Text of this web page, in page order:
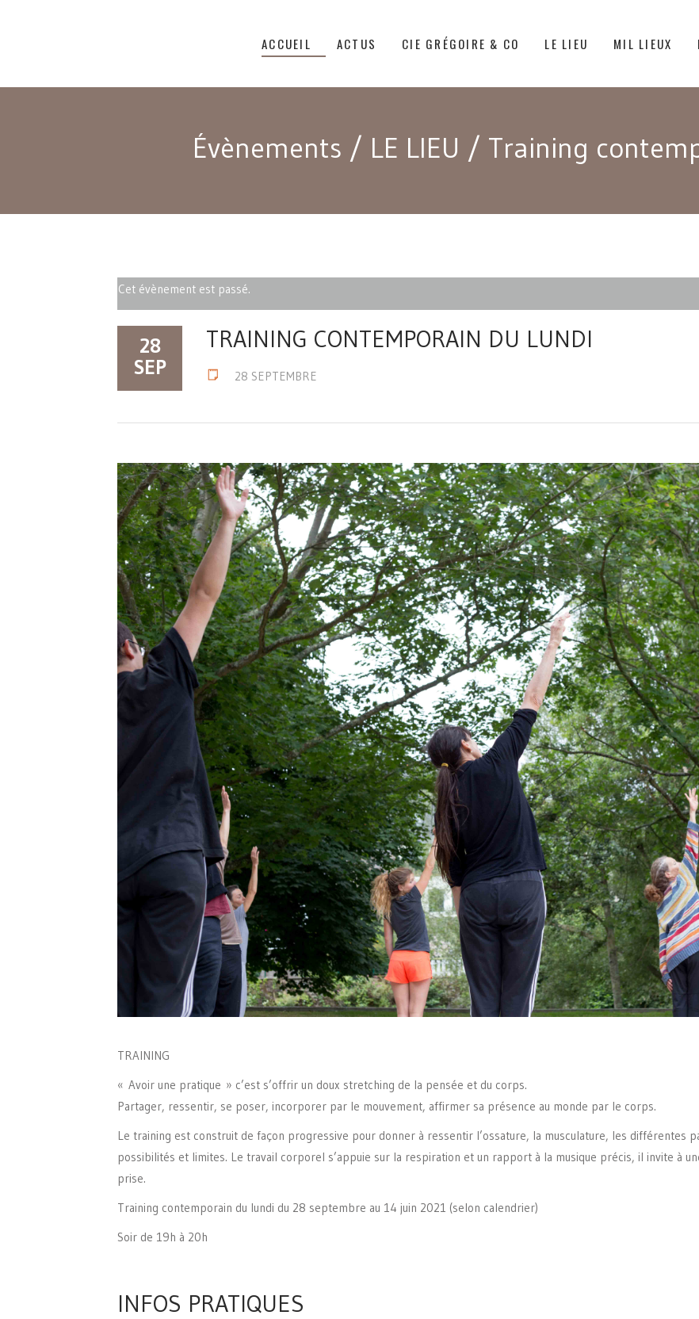
ACCUEIL ACTUS CIE GRÉGOIRE & CO LE LIEU MIL LIEUX
Évènements / LE LIEU / Training
Cet évènement est passé.
28
SEP
TRAINING CONTEMPORAIN DU LUNDI
28 SEPTEMBRE
TRAINING
« Avoir une pratique » c’est s’offrir un doux stretching de la pensée et du corps.
Partager, ressentir, se poser, incorporer par le mouvement, affirmer sa présence au monde par le corps.
Le training est construit de façon progressive pour donner à ressentir l’ossature, la musculature, les différentes
possibilités et limites. Le travail corporel s’appuie sur la respiration et un rapport à la musique précis, il invite à
prise.
Training contemporain du lundi du 28 septembre au 14 juin 2021 (selon calendrier)
Soir de 19h à 20h
INFOS PRATIQUES